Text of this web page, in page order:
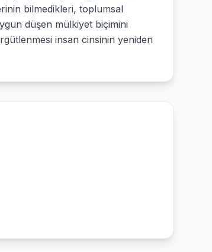
bilmedikleri, toplumsal
düşen mülkiyet biçimini
insan cinsinin yeniden